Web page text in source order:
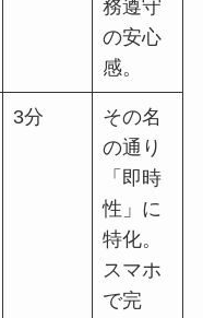
務遵守
の安心
感。
3分
その名
の通り
「即時
性」に
特化。
スマホ
で完